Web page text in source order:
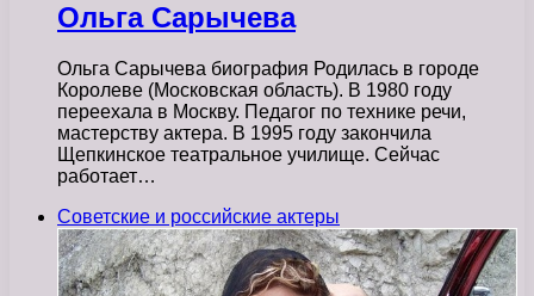
Ольга Сарычева
Ольга Сарычева биография Родилась в городе
Королеве (Московская область). В 1980 году
переехала в Москву. Педагог по технике речи,
мастерству актера. В 1995 году закончила
Щепкинское театральное училище. Сейчас
работает…
Советские и российские актеры